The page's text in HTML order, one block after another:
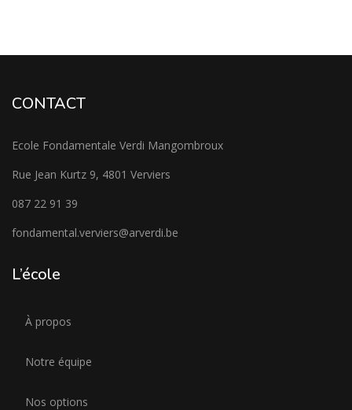
CONTACT
Ecole Fondamentale Verdi Mangombroux
Rue Jean Kurtz 9, 4801 Verviers
087 22 91 39
fondamental.verviers@arverdi.be
L’école
À propos
Notre équipe
Nos options